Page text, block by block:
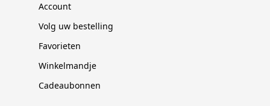
Account
Volg uw bestelling
Favorieten
Winkelmandje
Cadeaubonnen